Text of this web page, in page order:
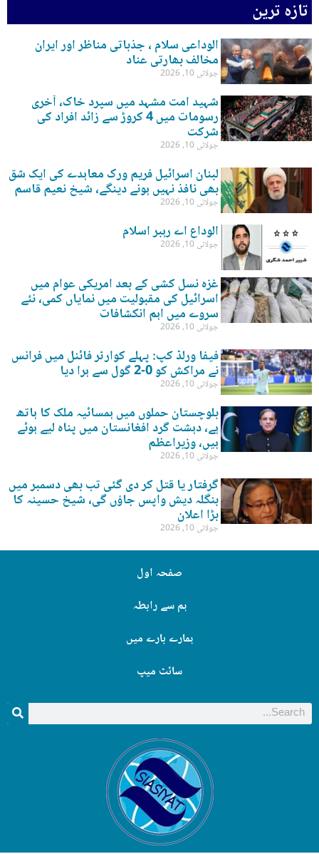
تازہ ترین
الوداعی سلام ، جذباتی مناظر اور ایران
مخالف بھارتی عناد
جولائی 10, 2026
شہید امت مشہد میں سپرد خاک، آخری
رسومات میں 4 کروڑ سے زائد افراد کی
شرکت
جولائی 10, 2026
لبنان اسرائیل فریم ورک معاہدے کی ایک شق
بھی نافذ نہیں ہونے دینگے، شیخ نعیم قاسم
جولائی 10, 2026
الوداع اے رہبر اسلام
جولائی 10, 2026
غزہ نسل کشی کے بعد امریکی عوام میں
اسرائیل کی مقبولیت میں نمایاں کمی، نئے
سروے میں اہم انکشافات
جولائی 10, 2026
فیفا ورلڈ کپ: پہلے کوارٹر فائنل میں فرانس
نے مراکش کو 0-2 گول سے ہرا دیا
جولائی 10, 2026
بلوچستان حملوں میں ہمسائیہ ملک کا ہاتھ
ہے، دہشت گرد افغانستان میں پناہ لیے ہوئے
ہیں، وزیراعظم
جولائی 10, 2026
گرفتار یا قتل کر دی گئی تب بھی دسمبر میں
بنگلہ دیش واپس جاؤں گی، شیخ حسینہ کا
بڑا اعلان
جولائی 10, 2026
صفحہ اول
ہم سے رابطہ
ہمارے بارے میں
سائٹ میپ